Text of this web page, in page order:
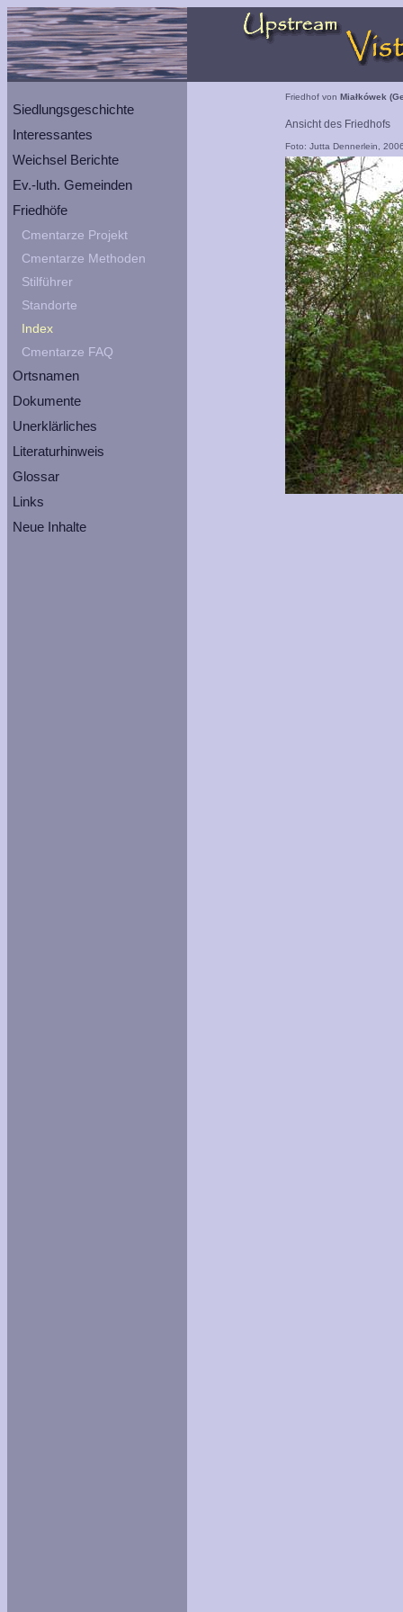
Siedlungsgeschichte
Interessantes
Weichsel Berichte
Ev.-luth. Gemeinden
Friedhöfe
Cmentarze Projekt
Cmentarze Methoden
Stilführer
Standorte
Index
Cmentarze FAQ
Ortsnamen
Dokumente
Unerklärliches
Literaturhinweis
Glossar
Links
Neue Inhalte
Friedhof von Miałkówek
Ansicht des Friedhofs
Foto: Jutta Dennerlein,